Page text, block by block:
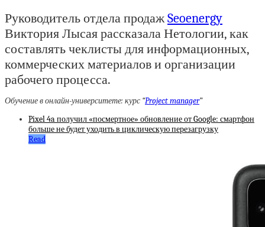
Руководитель отдела продажSeoenergy
Виктория Лысая рассказала Нетологии, как
составлять чеклисты для информационных,
коммерческих материалов и организации
рабочего процесса.
Обучение в онлайн-университете: курс “Project manager”
Pixel 4a получил «посмертное» обновление от Google: смартфон
больше не будет уходить в циклическую перезагрузку
Read